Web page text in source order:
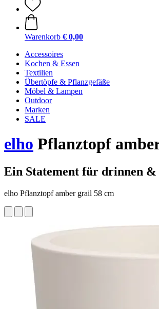
Warenkorb € 0,00
Accessoires
Kochen & Essen
Textilien
Übertöpfe & Pflanzgefäße
Möbel & Lampen
Outdoor
Marken
SALE
elho Pflanztopf
Ein Statement für drinnen &
elho Pflanztopf amber grail 58 cm